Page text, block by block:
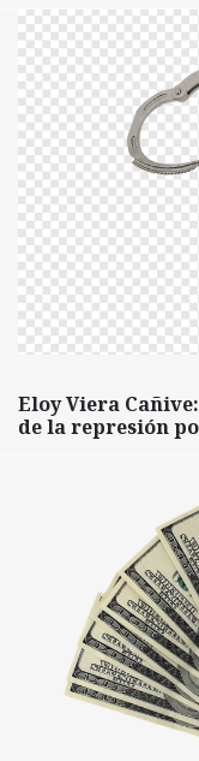
Eloy Viera
de la represión